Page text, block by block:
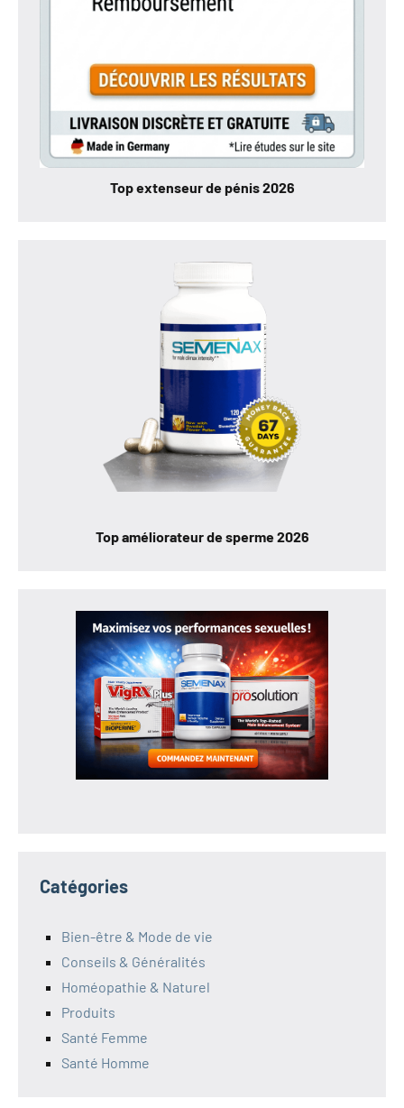
Top extenseur de pénis 2026
Top améliorateur de sperme 2026
Catégories
Bien-être & Mode de vie
Conseils & Généralités
Homéopathie & Naturel
Produits
Santé Femme
Santé Homme